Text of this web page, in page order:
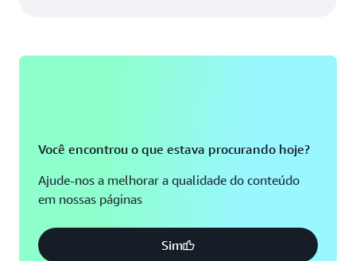
Você encontrou o que estava procurando hoje?
Ajude-nos a melhorar a qualidade do conteúdo
em nossas páginas
Sim